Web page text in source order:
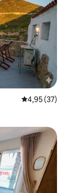
Évaluation
4,95 (37)